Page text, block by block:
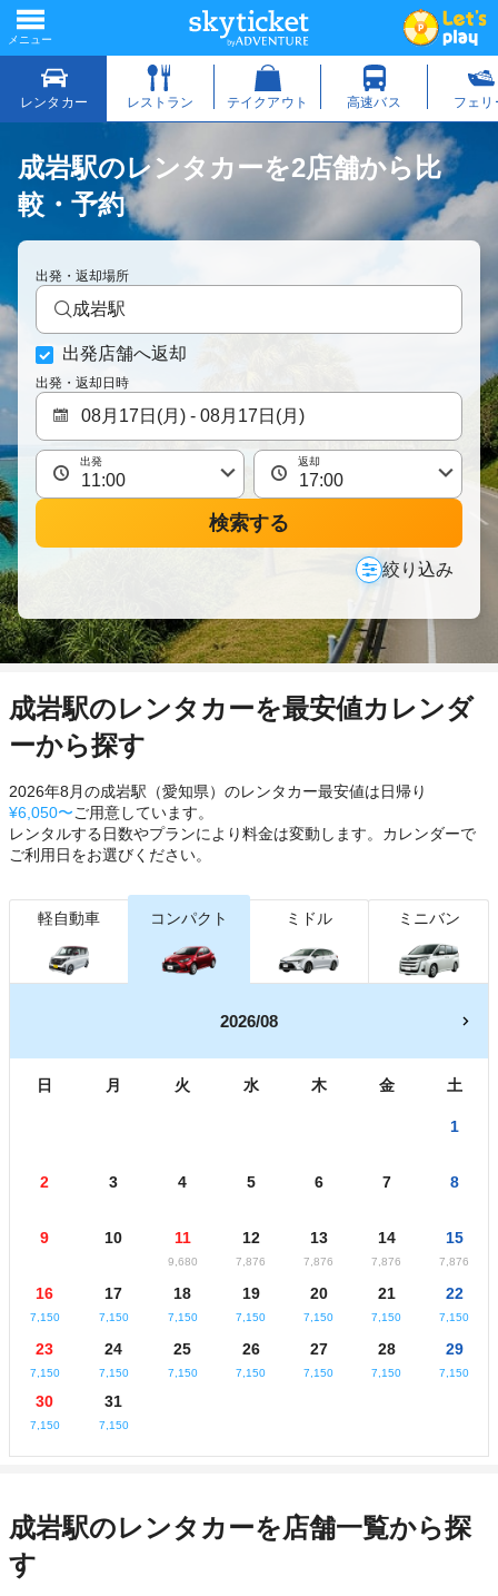
成岩駅のレンタカーを2店舗から比
較・予約
出発・返却場所
成岩駅
出発店舗へ返却
出発・返却日時
出発 返却
検索する
絞り込み
成岩駅のレンタカーを最安値カレンダ
ーから探す
2026年8月の成岩駅（愛知県）のレンタカー最安値は日帰り
¥6,050〜ご用意しています。
レンタルする日数やプランにより料金は変動します。カレンダーで
ご利用日をお選びください。
軽自動車 コンパクト ミドル ミニバン
2026/08
日 月 火 水 木 金 土
1
2 3 4 5 6 7 8
9 10 11
9,680
12
7,876
13
7,876
14
7,876
15
7,876
16
7,150
17
7,150
18
7,150
19
7,150
20
7,150
21
7,150
22
7,150
23
7,150
24
7,150
25
7,150
26
7,150
27
7,150
28
7,150
29
7,150
30
7,150
31
7,150
成岩駅のレンタカーを店舗一覧から探
す